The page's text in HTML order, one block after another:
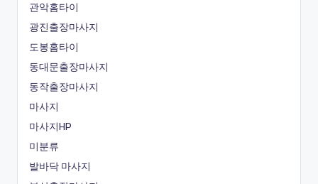
관악홈타이
광진출장마사지
도봉홈타이
동대문출장마사지
동작출장마사지
마사지
마사지HP
미분류
발바닥 마사지